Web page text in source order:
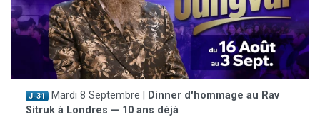
J-31 Mardi 8 Septembre |
Dinner d'hommage au Rav
Sitruk à Londres — 10 ans déjà